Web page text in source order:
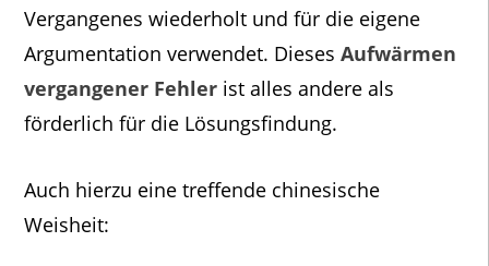
Vergangenes wiederholt und für die eigene
Argumentation verwendet. Dieses Aufwärmen
vergangener Fehlerist alles andere als
förderlich für die Lösungsfindung.
Auch hierzu eine treffende chinesische
Weisheit: